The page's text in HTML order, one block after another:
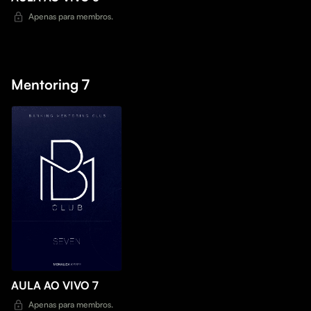
Apenas para membros.
Mentoring 7
AULA AO VIVO 7
Apenas para membros.